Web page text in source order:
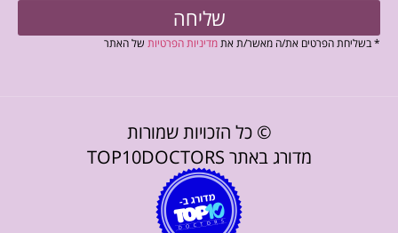
שליחה
* בשליחת הפרטים את/ה מאשר/ת אתמדיניות הפרטיות של האתר
© כל הזכויות שמורות
מדורג באתר TOP10DOCTORS